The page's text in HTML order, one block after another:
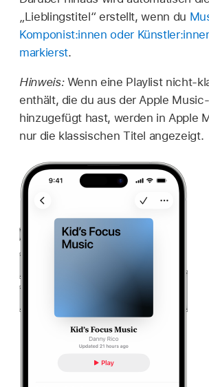
„Lieblingstitel“ erstellt, wenn du
Komponist:innen oder
markierst.
Hinweis:Wenn eine Playlist nicht-
enthält, die du aus der Apple Music-
hinzugefügt hast, werden in Apple
nur die klassischen Titel angezeigt.